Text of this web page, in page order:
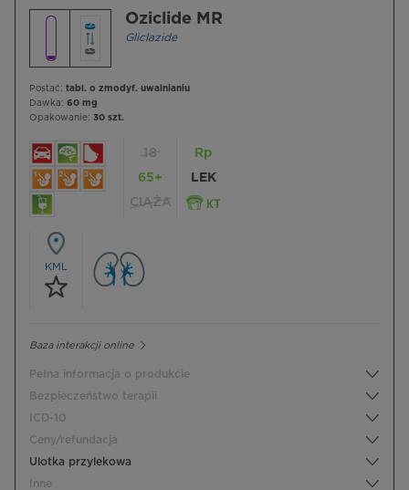
Oziclide MR
Gliclazide
Postać: tabl. o zmodyf. uwalnianiu
Dawka: 60 mg
Opakowanie: 30 szt.
18
65+
CIĄŻA
Rp
LEK
KML
Baza interakcji online
Pełna informacja o produkcie
Bezpieczeństwo terapii
ICD-10
Ceny/refundacja
Ulotka przylekowa
Inne